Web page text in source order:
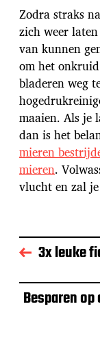
Zodra straks
zich weer
van kunnen
om het
bladeren weg
maaien. Als je
dan is het
mieren
mieren.
vlucht en zal
3x leuke
Besparen